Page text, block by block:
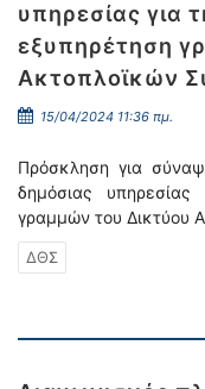
υπηρεσίας για
εξυπηρέτηση
Ακτοπλοϊκών
15/04/2024 11:36 πμ.
Πρόσκληση για
δημόσιας υπηρεσίας
γραμμών του Δικτύου
ΔΘΣ